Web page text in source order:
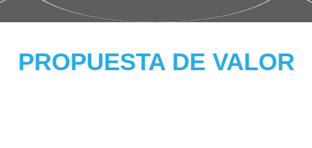
PROPUESTA DE VALOR